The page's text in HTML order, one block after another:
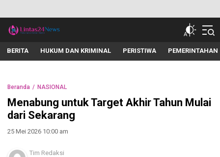
lintas24news.com
Menyingkap Setiap Realita
BERITA HUKUM DAN KRIMINAL PERISTIWA PEMERINTAHAN
Beranda NASIONAL
Menabung untuk Target Akhir Tahun Mulai
dari Sekarang
25 Mei 2026 10:00 am
Tim Redaksi